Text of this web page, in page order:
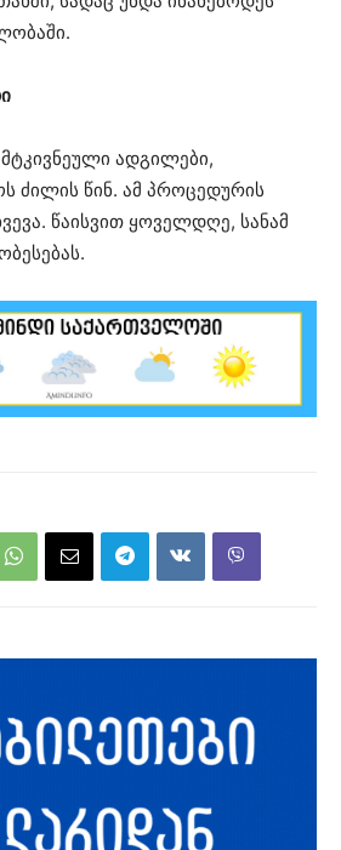
ადგილები,
ძილის წინ. ამ პროცედურის
წაისვით ყოველდღე, სანამ